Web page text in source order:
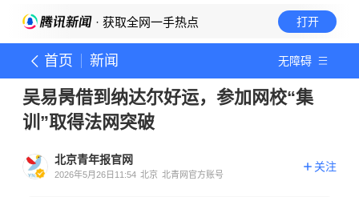
· 获取全网一手热点 打开
首页 新闻 无障碍
吴易昺借到纳达尔好运，参加网校“集
训”取得法网突破
北京青年报官网
2026年5月26日11:54 北京 北青网官方账号
关注